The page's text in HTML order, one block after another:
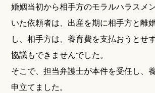
婚姻当初から相手方のモラルハラスメ
いた依頼者は、出産を期に相手方と離
し、相手方は、養育費を支払おうとせ
協議もできませんでした。
そこで、担当弁護士が本件を受任し、
申立てました。